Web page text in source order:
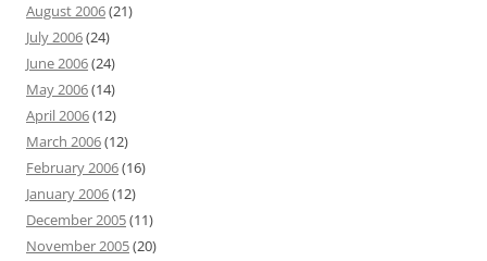
August 2006(21)
July 2006(24)
June 2006(24)
May 2006(14)
April 2006(12)
March 2006(12)
February 2006(16)
January 2006(12)
December 2005(11)
November 2005(20)